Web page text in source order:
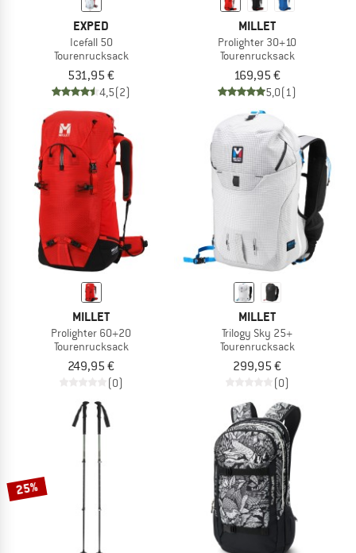
EXPED
Icefall 50
Tourenrucksack
531,95 €
4,5(2)
MILLET
Prolighter 30+10
Tourenrucksack
169,95 €
5,0(1)
MILLET
Prolighter 60+20
Tourenrucksack
249,95 €
(0)
MILLET
Trilogy Sky 25+
Tourenrucksack
299,95 €
(0)
25%